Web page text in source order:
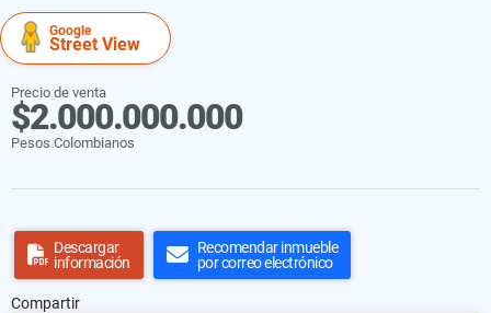
Google
Street View
Precio de venta
$2.000.000.000
Pesos Colombianos
Descargar
información
Recomendar inmueble
por correo electrónico
Compartir